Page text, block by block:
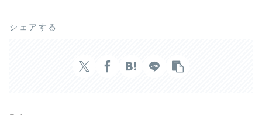
シェアする